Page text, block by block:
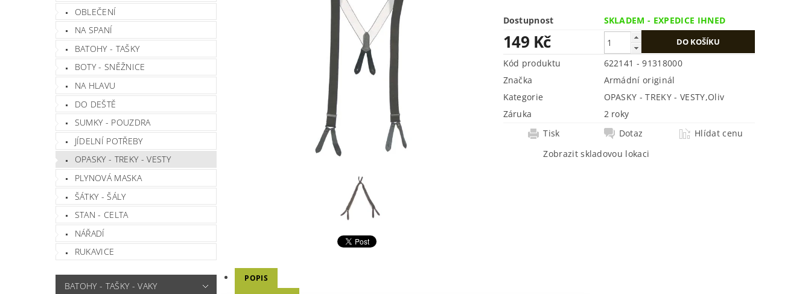
OBLEČENÍ
NA SPANÍ
BATOHY - TAŠKY
BOTY - SNĚŽNICE
NA HLAVU
DO DEŠTĚ
SUMKY - POUZDRA
JÍDELNÍ POTŘEBY
OPASKY - TREKY - VESTY
PLYNOVÁ MASKA
ŠÁTKY - ŠÁLY
STAN - CELTA
NÁŘADÍ
RUKAVICE
BATOHY - TAŠKY - VAKY
Dostupnost SKLADEM - EXPEDICE IHNED
149 Kč
Kód produktu
622141 - 91318000
Značka
Armádní originál
Kategorie
OPASKY - TREKY - VESTY,Oliv
Záruka
2 roky
Tisk
Dotaz
Hlídat cenu
Zobrazit skladovou lokaci
POPIS